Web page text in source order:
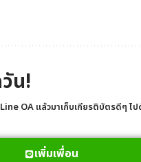
น!
OA แล้วมาเก็บเกียรติบัตรดีๆ ไ
เพิ่มเพื่อน